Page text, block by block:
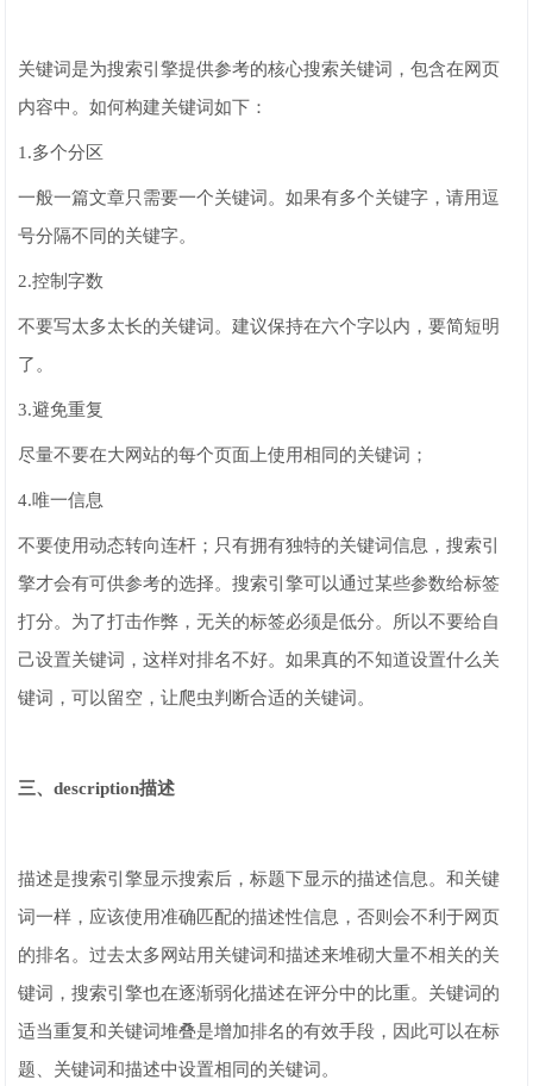
关键词是为搜索引擎提供参考的核心搜索关键词，包含在网页
内容中。如何构建关键词如下：
1.多个分区
一般一篇文章只需要一个关键词。如果有多个关键字，请用逗
号分隔不同的关键字。
2.控制字数
不要写太多太长的关键词。建议保持在六个字以内，要简短明
了。
3.避免重复
尽量不要在大网站的每个页面上使用相同的关键词；
4.唯一信息
不要使用动态转向连杆；只有拥有独特的关键词信息，搜索引
擎才会有可供参考的选择。搜索引擎可以通过某些参数给标签
打分。为了打击作弊，无关的标签必须是低分。所以不要给自
己设置关键词，这样对排名不好。如果真的不知道设置什么关
键词，可以留空，让爬虫判断合适的关键词。
三、description描述
描述是搜索引擎显示搜索后，标题下显示的描述信息。和关键
词一样，应该使用准确匹配的描述性信息，否则会不利于网页
的排名。过去太多网站用关键词和描述来堆砌大量不相关的关
键词，搜索引擎也在逐渐弱化描述在评分中的比重。关键词的
适当重复和关键词堆叠是增加排名的有效手段，因此可以在标
题、关键词和描述中设置相同的关键词。